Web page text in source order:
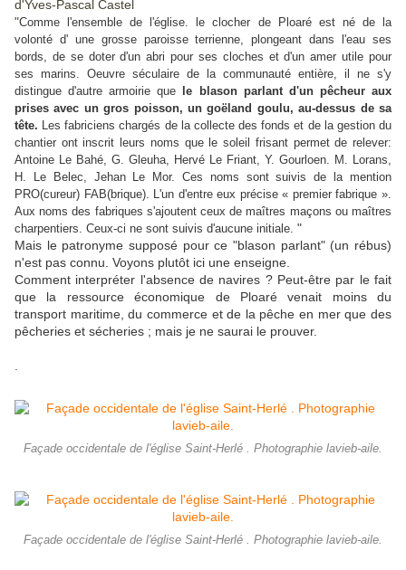
d'Yves-Pascal Castel
"Comme l'ensemble de l'église. le clocher de Ploaré est né de la
volonté d' une grosse paroisse terrienne, plongeant dans l'eau ses
bords, de se doter d'un abri pour ses cloches et d'un amer utile pour
ses marins. Oeuvre séculaire de la communauté entière, il ne s'y
distingue d'autre armoirie que le blason parlant d'un pêcheur aux
prises avec un gros poisson, un goëland goulu, au-dessus de sa
tête. Les fabriciens chargés de la collecte des fonds et de la gestion du
chantier ont inscrit leurs noms que le soleil frisant permet de relever:
Antoine Le Bahé, G. Gleuha, Hervé Le Friant, Y. Gourloen. M. Lorans,
H. Le Belec, Jehan Le Mor. Ces noms sont suivis de la mention
PRO(cureur) FAB(brique). L'un d'entre eux précise « premier fabrique ».
Aux noms des fabriques s'ajoutent ceux de maîtres maçons ou maîtres
charpentiers. Ceux-ci ne sont suivis d'aucune initiale. "
Mais le patronyme supposé pour ce "blason parlant" (un rébus)
n'est pas connu. Voyons plutôt ici une enseigne.
Comment interpréter l'absence de navires ? Peut-être par le fait
que la ressource économique de Ploaré venait moins du
transport maritime, du commerce et de la pêche en mer que des
pêcheries et sécheries ; mais je ne saurai le prouver.
Façade occidentale de l'église Saint-Herlé . Photographie lavieb-aile.
Façade occidentale de l'église Saint-Herlé . Photographie lavieb-aile.